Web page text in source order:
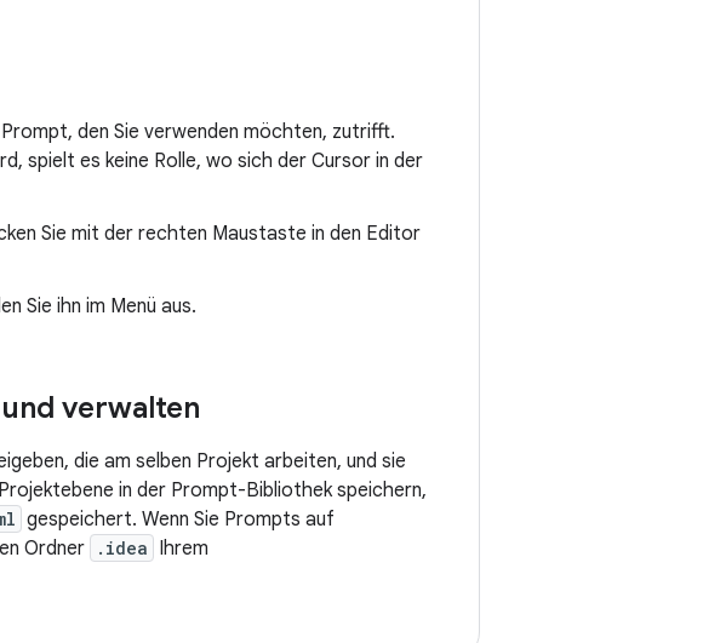
den Sie verwenden möchten, zutrifft.
spielt es keine Rolle, wo sich der Cursor in der
Sie mit der rechten Maustaste in den Editor
Sie ihn im Menü aus.
verwalten
die am selben Projekt arbeiten, und sie
in der Prompt-Bibliothek speichern,
gespeichert. Wenn Sie Prompts auf
Ordner
.idea Ihrem